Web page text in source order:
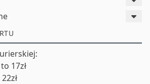
17zł